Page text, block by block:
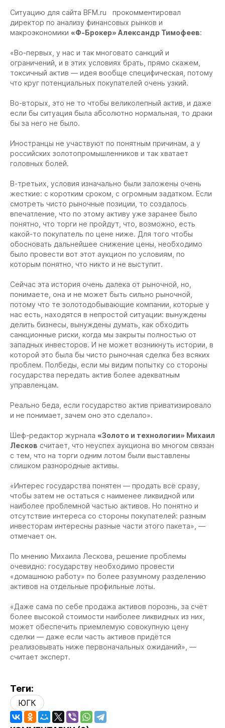
Ситуацию для сайта BFM.ru прокомментировал
директор по анализу финансовых рынков и
макроэкономики «Ф-Брокер» Александр Тимофеев:
«Во-первых, у нас и так многовато санкций и
ограничений, и в этих условиях брать, прямо скажем,
токсичный актив — идея вообще специфическая, потому
что круг потенциальных покупателей очень узкий.
Во-вторых, это не то чтобы великолепный актив, и даже
если бы ситуация была абсолютно нормальная, то драки
бы за него не было.
Иностранцы не участвуют по понятным причинам, а у
российских золотопромышленников и так хватает
головных болей.
В-третьих, условия изначально были заложены очень
жесткие: с коротким сроком, с огромным задатком. Если
смотреть чисто рыночные позиции, то создалось
впечатление, что по этому активу уже заранее было
понятно, что торги не пройдут, что, возможно, есть
какой-то покупатель по цене ниже. Для того чтобы
обосновать дальнейшее снижение цены, необходимо
было провести вот этот аукцион по условиям, по
которым понятно, что никто и не выступит.
Сейчас эта история очень далека от рыночной, но,
понимаете, она и не может быть сильно рыночной,
потому что те золотодобывающие компании, которые у
нас есть, находятся в непростой ситуации: вынуждены
делить бизнесы, вынуждены думать, как обходить
санкционные риски, когда мы закрыты полностью от
западных инвесторов. И не может возникнуть истории, в
которой это была бы чисто рыночная сделка без всяких
проблем. Полбеды, если мы видим попытку со стороны
государства передать актив более адекватным
управленцам.
Реально беда, если государство актив приватизировало
и не понимает, зачем оно это сделало».
Шеф-редактор журнала «Золото и технологии» Михаил
Лесков считает, что неуспех аукциона во многом связан
с тем, что на торги одним лотом были выставлены
слишком разнородные активы.
«Интерес государства понятен — продать всё сразу,
чтобы затем не остаться с наименее ликвидной или
наиболее проблемной частью активов. Но понятно и
отсутствие интереса со стороны покупателей: разным
инвесторам интересны разные части этого пакета», —
отмечает он.
По мнению Михаила Лескова, решение проблемы
очевидно: государству необходимо провести
«домашнюю работу» по более разумному разделению
активов на отдельные профильные лоты.
«Даже сама по себе продажа активов порознь, за счёт
более высокой стоимости наиболее ликвидных из них,
может обеспечить приемлемую совокупную цену
сделки — даже если часть активов придётся
реализовывать ниже первоначальных ожиданий», —
считает эксперт.
Теги:
ЮГК